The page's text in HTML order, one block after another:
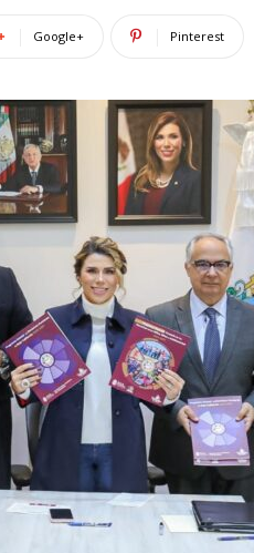
Google+ Pinterest